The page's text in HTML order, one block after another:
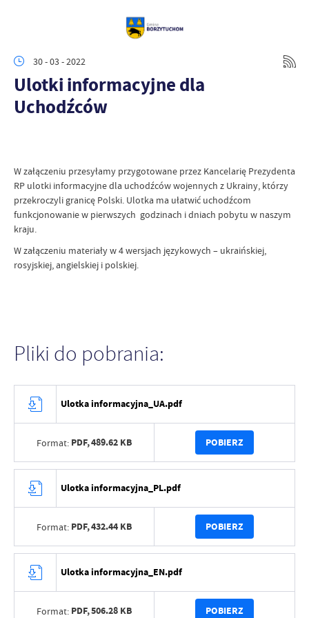
30 - 03 - 2022
Ulotki informacyjne dla
Uchodźców
W załączeniu przesyłamy przygotowane przez Kancelarię Prezydenta
RP ulotki informacyjne dla uchodźców wojennych z Ukrainy, którzy
przekroczyli granicę Polski. Ulotka ma ułatwić uchodźcom
funkcjonowanie w pierwszych godzinach i dniach pobytu w naszym
kraju.
W załączeniu materiały w 4 wersjach językowych – ukraińskiej,
rosyjskiej, angielskiej i polskiej.
Pliki do pobrania:
Ulotka informacyjna_UA.pdf
Format: PDF,489.62 KB POBIERZ
Ulotka informacyjna_PL.pdf
Format: PDF,432.44 KB POBIERZ
Ulotka informacyjna_EN.pdf
Format: PDF,506.28 KB POBIERZ